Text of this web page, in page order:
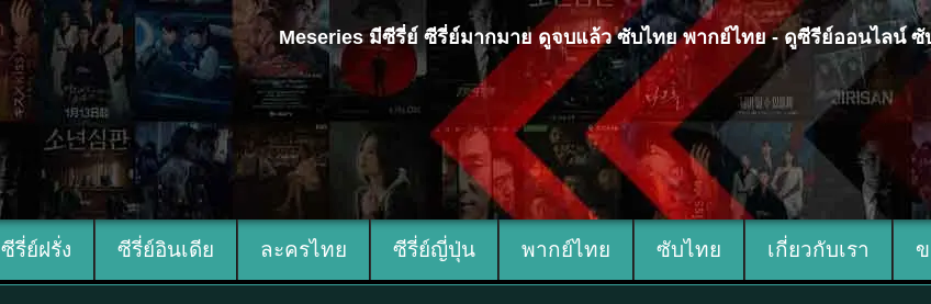
Meseries มีซีรี่ย์ ซีรี่ย์มากมาย ดูจบแล้ว ซับไทย พากย์ไทย - ดูซีรีย์ออนไลน์
ซีรี่ย์ฝรั่ง ซีรี่ย์อินเดีย ละครไทย ซีรี่ย์ญี่ปุ่น พากย์ไทย ซับไทย เกี่ยวกับเรา